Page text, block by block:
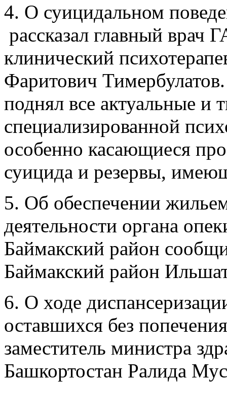
4. О суицидальном
рассказал главный врач
клинический
Фаритович
поднял все актуальные
специализированной
особенно касающиеся
суицида и резервы,
5. Об обеспечении
деятельности органа
Баймакский район
Баймакский район
6. О ходе
оставшихся без
заместитель министра
Башкортостан Ралида